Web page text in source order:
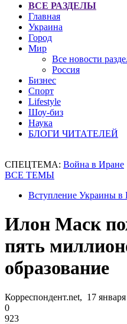
ВСЕ РАЗДЕЛЫ
Главная
Украина
Город
Мир
Все новости
Россия
Бизнес
Спорт
Lifestyle
Шоу-биз
Наука
БЛОГИ ЧИТАТЕЛЕЙ
СПЕЦТЕМА: Война в Иране
ВСЕ ТЕМЫ
Вступление Украины в
Илон Маск
пять
образование
Корреспондент.net, 17
0
923